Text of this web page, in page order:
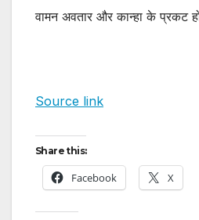
वामन अवतार और कान्हा के प्रकट
Source link
Share this:
Facebook X